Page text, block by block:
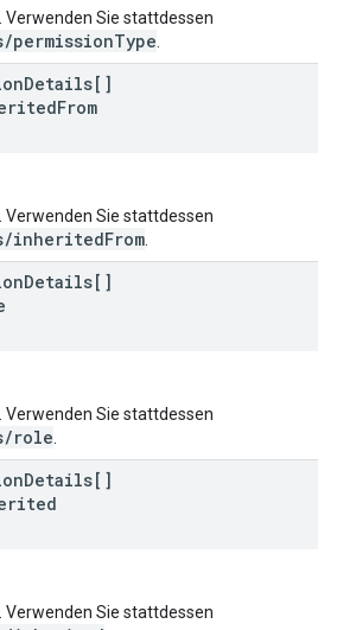
Verwenden Sie stattdessen
Details[]
From
Verwenden Sie stattdessen
inheritedFrom
Details[]
Verwenden Sie stattdessen
role
Details[]
Verwenden Sie stattdessen